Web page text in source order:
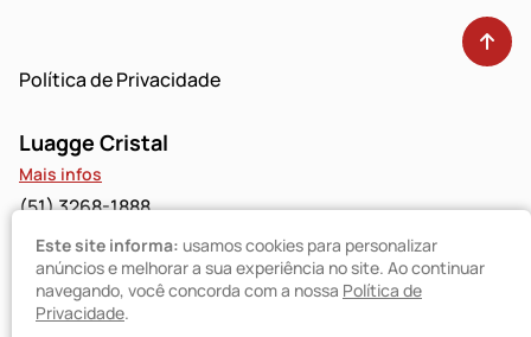
Política de Privacidade
Luagge Cristal
Mais infos
(51) 3268-1888
Luagge Bravo
Mais infos
Este site informa: usamos cookies para personalizar
anúncios e melhorar a sua experiência no site. Ao continuar
navegando, você concorda com a nossa Política de
Privacidade.